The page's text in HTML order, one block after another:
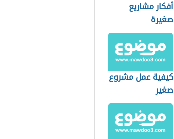
أفكار مشاريع
صغيرة
كيفية عمل مشروع
صغير